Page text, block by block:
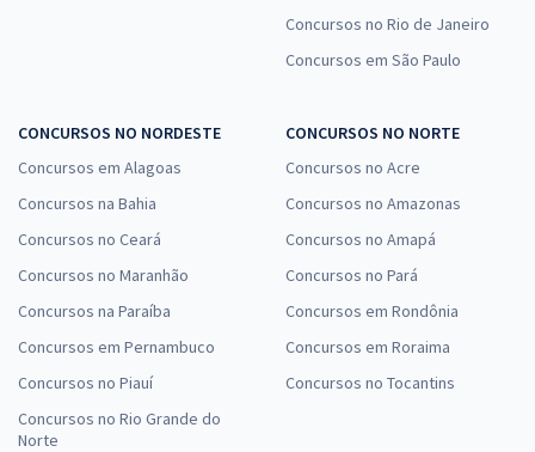
Concursos no Rio de Janeiro
Concursos em São Paulo
CONCURSOS NO NORDESTE
Concursos em Alagoas
Concursos na Bahia
Concursos no Ceará
Concursos no Maranhão
Concursos na Paraíba
Concursos em Pernambuco
Concursos no Piauí
Concursos no Rio Grande do
Norte
CONCURSOS NO NORTE
Concursos no Acre
Concursos no Amazonas
Concursos no Amapá
Concursos no Pará
Concursos em Rondônia
Concursos em Roraima
Concursos no Tocantins